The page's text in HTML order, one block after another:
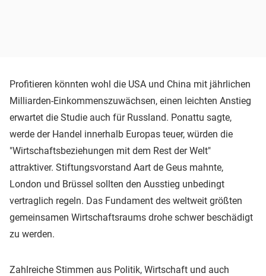
Profitieren könnten wohl die USA und China mit jährlichen
Milliarden-Einkommenszuwächsen, einen leichten Anstieg
erwartet die Studie auch für Russland. Ponattu sagte,
werde der Handel innerhalb Europas teuer, würden die
"Wirtschaftsbeziehungen mit dem Rest der Welt"
attraktiver. Stiftungsvorstand Aart de Geus mahnte,
London und Brüssel sollten den Ausstieg unbedingt
vertraglich regeln. Das Fundament des weltweit größten
gemeinsamen Wirtschaftsraums drohe schwer beschädigt
zu werden.
Zahlreiche Stimmen aus Politik, Wirtschaft und auch